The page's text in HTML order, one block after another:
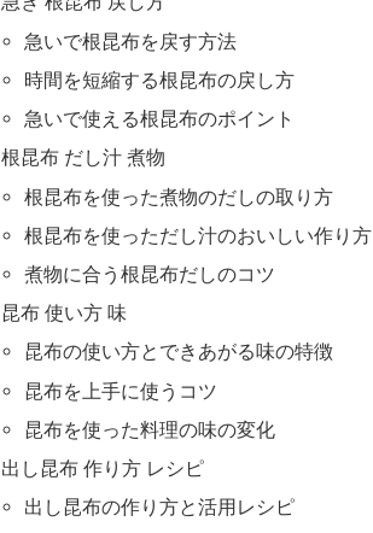
急いで根昆布を戻す方法
時間を短縮する根昆布の戻し方
急いで使える根昆布のポイント
根昆布 だし汁 煮物
根昆布を使った煮物のだしの取り方
根昆布を使っただし汁のおいしい作り方
煮物に合う根昆布だしのコツ
昆布 使い方 味
昆布の使い方とできあがる味の特徴
昆布を上手に使うコツ
昆布を使った料理の味の変化
出し昆布 作り方 レシピ
出し昆布の作り方と活用レシピ